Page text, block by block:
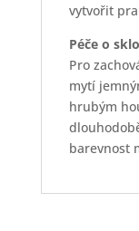
vytvořit
Péče o sklo
Pro
mytí
hrubým
barevnost